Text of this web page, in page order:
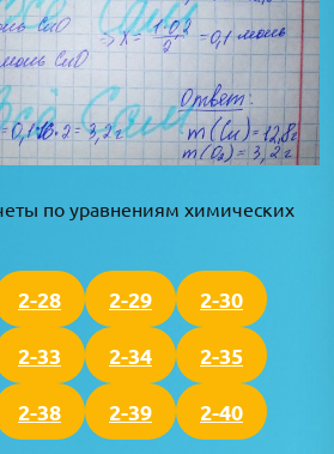
по уравнениям химических
2-28 2-29 2-30
2-33 2-34 2-35
2-38 2-39 2-40